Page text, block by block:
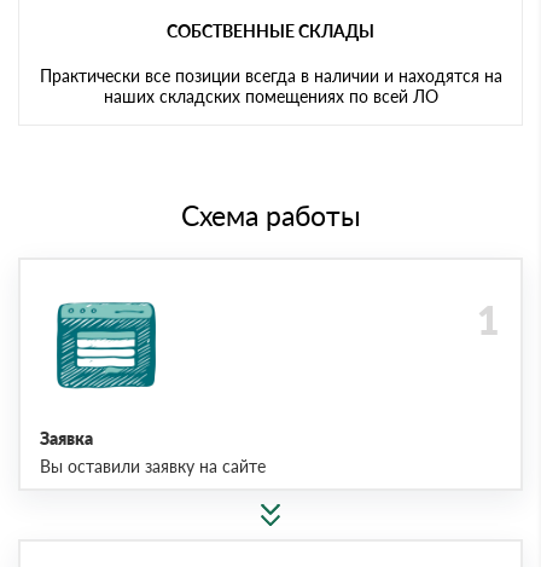
СОБСТВЕННЫЕ СКЛАДЫ
Практически все позиции всегда в наличии и находятся на
наших складских помещениях по всей ЛО
Схема работы
Заявка
Вы оставили заявку на сайте